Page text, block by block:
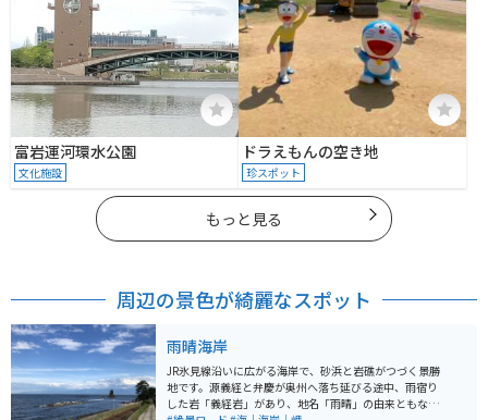
富岩運河環水公園
文化施設
ドラえもんの空き地
珍スポット
もっと見る
周辺の景色が綺麗なスポット
雨晴海岸
JR氷見線沿いに広がる海岸で、砂浜と岩礁がつづく景勝
地です。源義経と弁慶が奥州へ落ち延びる途中、雨宿り
した岩「義経岩」があり、地名「雨晴」の由来ともなっ